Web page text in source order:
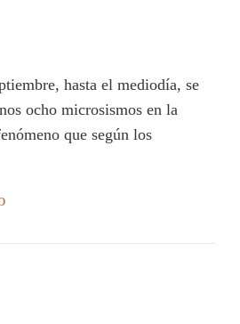
hasta el mediodía, se
ocho microsismos en la
que según los